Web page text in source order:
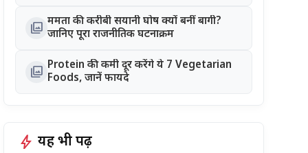
photo_library ममता की करीबी सयानी घोष क्यों बनीं बागी?
जानिए पूरा राजनीतिक घटनाक्रम
photo_library Protein की कमी दूर करेंगे ये 7 Vegetarian
Foods, जानें फायदे
bolt यह भी पढ़ें